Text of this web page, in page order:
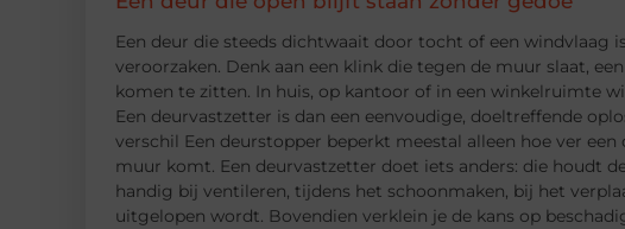
Een deur die steeds dichtwaait door tocht of een windvlaag
veroorzaken. Denk aan een klink die tegen de muur slaat,
komen te zitten. In huis, op kantoor of in een winkelruimte
Een deurvastzetter is dan een eenvoudige, doeltreffende
verschil Een deurstopper beperkt meestal alleen hoe ver
muur komt. Een deurvastzetter doet iets anders: die houdt
handig bij ventileren, tijdens het schoonmaken, bij het
uitgelopen wordt. Bovendien verklein je de kans op